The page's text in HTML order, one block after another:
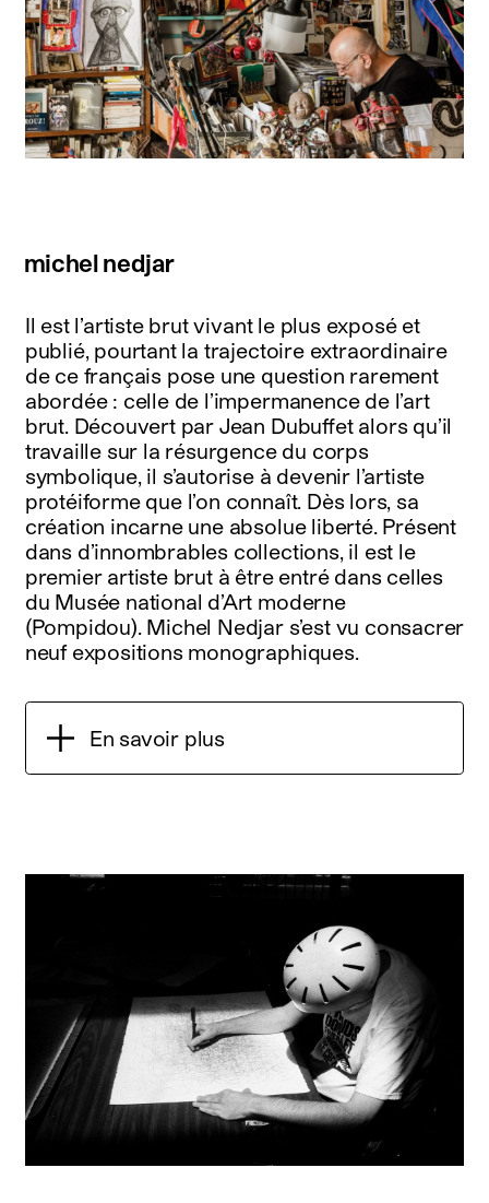
michel nedjar
Il est l’artiste brut vivant le plus exposé et
publié, pourtant la trajectoire extraordinaire
de ce français pose une question rarement
abordée : celle de l’impermanence de l’art
brut. Découvert par Jean Dubuffet alors qu’il
travaille sur la résurgence du corps
symbolique, il s’autorise à devenir l’artiste
protéiforme que l’on connaît. Dès lors, sa
création incarne une absolue liberté. Présent
dans d’innombrables collections, il est le
premier artiste brut à être entré dans celles
du Musée national d’Art moderne
(Pompidou). Michel Nedjar s’est vu consacrer
neuf expositions monographiques.
En savoir plus